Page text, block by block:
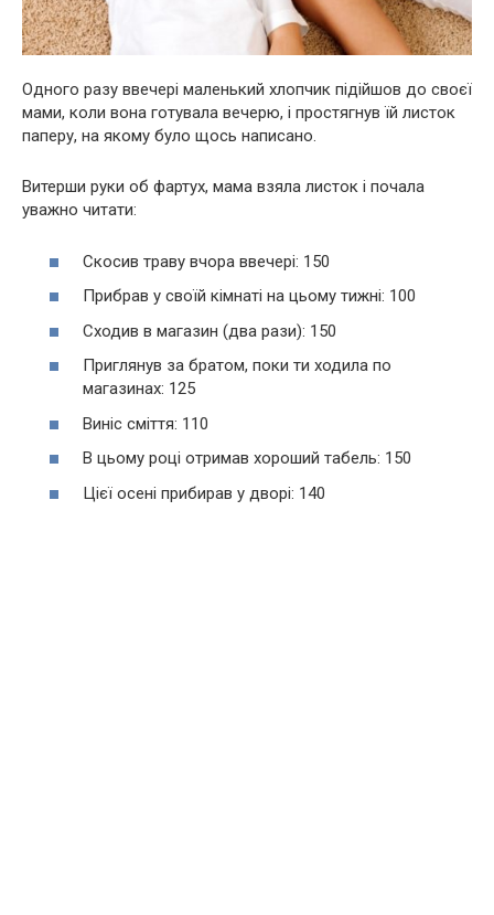
Одного разу ввечері маленький хлопчик підійшов до своєї
мами, коли вона готувала вечерю, і простягнув їй листок
паперу, на якому було щось написано.
Витерши руки об фартух, мама взяла листок і почала
уважно читати:
Скосив траву вчора ввечері: 150
Прибрав у своїй кімнаті на цьому тижні: 100
Сходив в магазин (два рази): 150
Приглянув за братом, поки ти ходила по
магазинах: 125
Виніс сміття: 110
В цьому році отримав хороший табель: 150
Цієї осені прибирав у дворі: 140